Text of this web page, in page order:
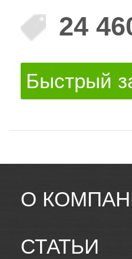
24
Быстрый
О
СТАТЬИ